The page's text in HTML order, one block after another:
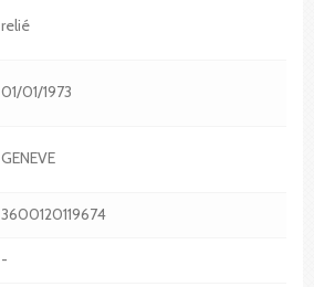
relié
01/01/1973
GENEVE
3600120119674
-